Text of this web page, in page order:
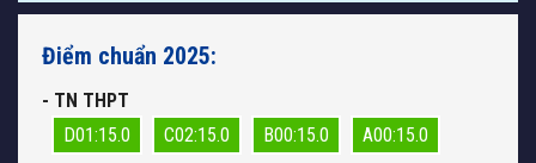
Điểm chuẩn 2025:
- TN THPT
D01:15.0
C02:15.0 B00:15.0 A00:15.0